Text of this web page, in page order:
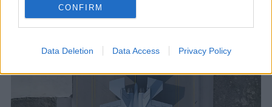
CONFIRM
Data Deletion Data Access Privacy Policy
Αυτή η σύγκρουση καθιστά το KAAN όχι μόνο
αμυντικό πρόγραμμα, αλλά και πολιτικό πεδίο
αντιπαράθεσης στην Ουάσιγκτον.